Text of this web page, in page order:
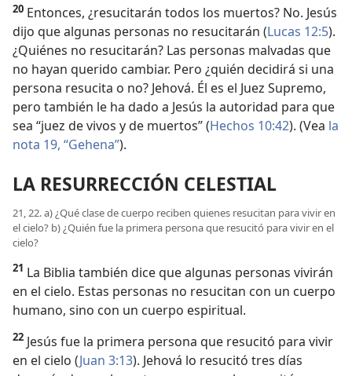
20 Entonces, ¿resucitarán todos los muertos? No. Jesús
dijo que algunas personas no resucitarán (Lucas 12:5).
¿Quiénes no resucitarán? Las personas malvadas que
no hayan querido cambiar. Pero ¿quién decidirá si una
persona resucita o no? Jehová. Él es el Juez Supremo,
pero también le ha dado a Jesús la autoridad para que
sea “juez de vivos y de muertos” (Hechos 10:42). (Vea la
nota 19, “Gehena”).
LA RESURRECCIÓN CELESTIAL
21, 22. a) ¿Qué clase de cuerpo reciben quienes resucitan para vivir en
el cielo? b) ¿Quién fue la primera persona que resucitó para vivir en el
cielo?
21 La Biblia también dice que algunas personas vivirán
en el cielo. Estas personas no resucitan con un cuerpo
humano, sino con un cuerpo espiritual.
22 Jesús fue la primera persona que resucitó para vivir
en el cielo (Juan 3:13). Jehová lo resucitó tres días